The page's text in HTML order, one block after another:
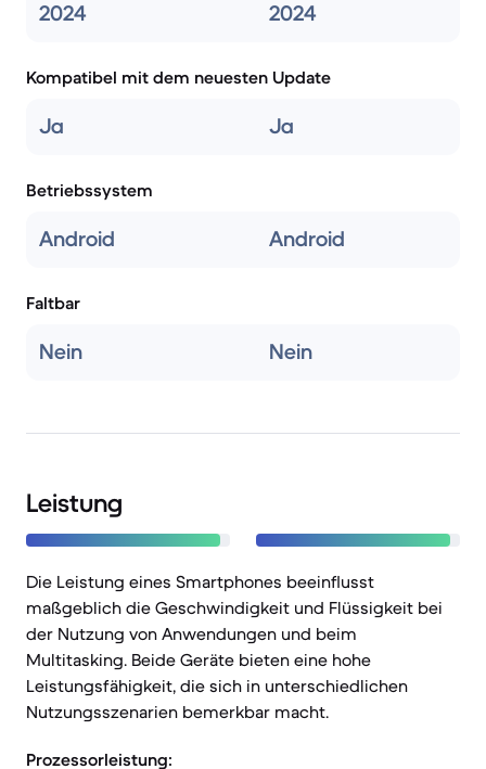
2024 2024
Kompatibel mit dem neuesten Update
Ja Ja
Betriebssystem
Android Android
Faltbar
Nein Nein
Leistung
Die Leistung eines Smartphones beeinflusst
maßgeblich die Geschwindigkeit und Flüssigkeit bei
der Nutzung von Anwendungen und beim
Multitasking. Beide Geräte bieten eine hohe
Leistungsfähigkeit, die sich in unterschiedlichen
Nutzungsszenarien bemerkbar macht.
Prozessorleistung: